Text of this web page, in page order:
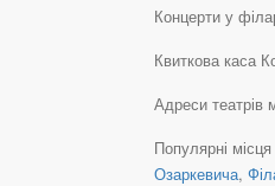
Концерти у
Квиткова каса
Адреси театрів
Популярні
Озаркевича,